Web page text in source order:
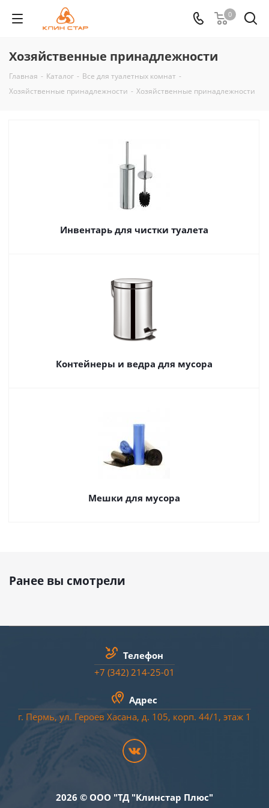
0
Хозяйственные принадлежности
Главная - Каталог - Все для туалетных комнат -
Хозяйственные принадлежности - Хозяйственные принадлежности
Инвентарь для чистки туалета
Контейнеры и ведра для мусора
Мешки для мусора
Ранее вы смотрели
2026 © ООО "ТД "Клинстар Плюс"
Телефон
+7 (342) 214-25-01
Адрес
г. Пермь, ул. Героев Хасана, д. 105, корп. 44/1 , этаж 1